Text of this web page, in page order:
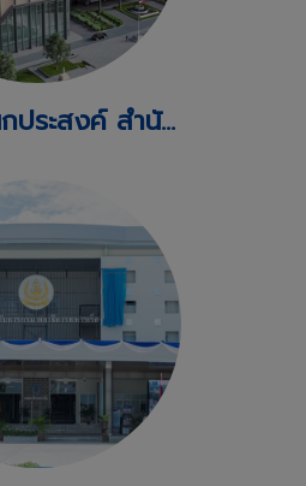
อาคารอเนกประสงค์ สำนักงานทรัพยากรนำแห่งชาติ ตำบลตลาด อำเภอปากเกร็ด จังหวัดนนทบุรี